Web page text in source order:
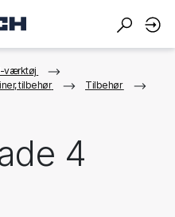
værktøj
tilbehør
Tilbehør
4